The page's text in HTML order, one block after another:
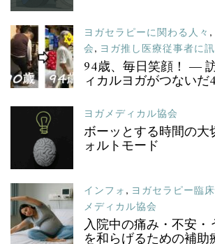
ヨガセラピーに関わる人々 ,
会, ヨガ推し医療従事者に訊
94歳、毎日笑顔！ ―
ィカルヨガがつない
ヨガメディカル協会
ボーッとする時間の大
ォルトモード
インフォ , ヨガセラピー臨
メディカル協会
入院中の痛み・不安・
を和らげるための補助